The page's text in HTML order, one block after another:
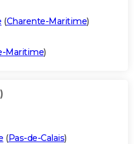
(Charente-Maritime)
Maritime)
(Pas-de-Calais)